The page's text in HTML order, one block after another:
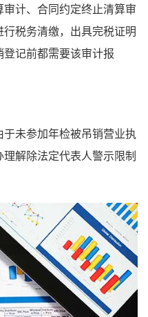
计、合同约定终止清算审
税务清缴，出具完税证明
记前都需要该审计报
未参加年检被吊销营业执
解除法定代表人警示限制